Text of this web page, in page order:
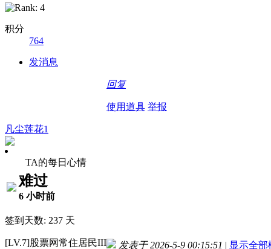
积分
764
发消息
回复
使用道具 举报
凡尘莲花1
TA的每日心情
难过
6 小时前
签到天数: 237 天
[LV.7]股票网常住居民III 发表于 2026-5-9 00:15:51 | 显示全部